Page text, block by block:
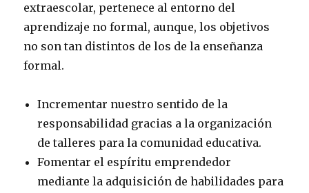
extraescolar, pertenece al entorno del
aprendizaje no formal, aunque, los objetivos
no son tan distintos de los de la enseñanza
formal.
Incrementar nuestro sentido de la
responsabilidad gracias a la organización
de talleres para la comunidad educativa.
Fomentar el espíritu emprendedor
mediante la adquisición de habilidades para